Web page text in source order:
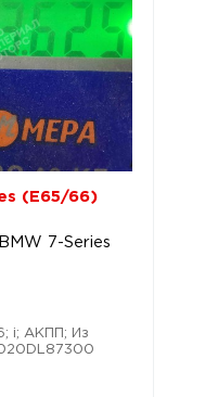
(E65/66)
7-Series
i; АКПП; Из